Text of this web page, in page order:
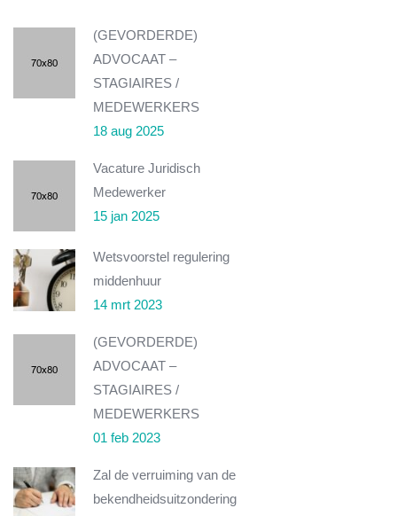
(GEVORDERDE)
ADVOCAAT –
STAGIAIRES /
MEDEWERKERS
18 aug 2025
Vacature Juridisch
Medewerker
15 jan 2025
Wetsvoorstel regulering
middenhuur
14 mrt 2023
(GEVORDERDE)
ADVOCAAT –
STAGIAIRES /
MEDEWERKERS
01 feb 2023
Zal de verruiming van de
bekendheidsuitzondering